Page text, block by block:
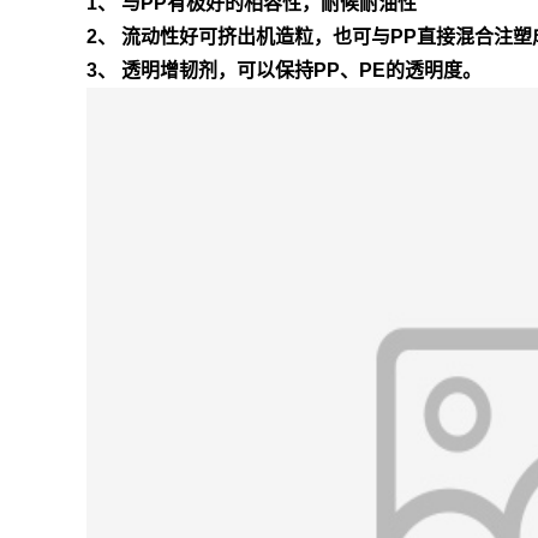
2、 流动性好可挤出机造粒，也可与PP直接混合注塑
3、 透明增韧剂，可以保持PP、PE的透明度。